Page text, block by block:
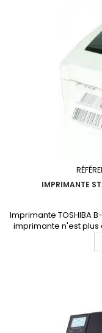
IMPRIMANTE
Imprimante TOSHIBA
imprimante n'est
l'imprimante B-FV4D